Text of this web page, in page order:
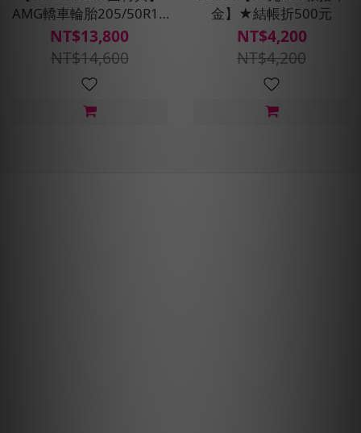
AMG轎車輪胎205/50R17
四入組(濕抓/耐用雙重保
護)含安裝定位平衡
NT$13,800
NT$14,600
金】★結帳折500元
NT$4,200
NT$4,200